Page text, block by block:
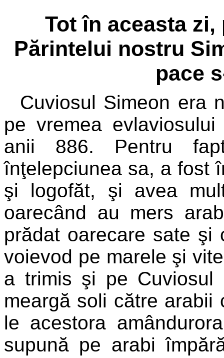
Tot în aceasta
Părintelui nostru
pace
Cuviosul Simeon era
pe vremea
anii 886. Pentru
înţelepciunea sa, a fost
şi logofăt, şi avea
oarecând au mers
prădat oarecare sate şi
voievod pe marele şi
a trimis şi pe Cuviosul
meargă soli către arabii
le acestora
supună pe arabi